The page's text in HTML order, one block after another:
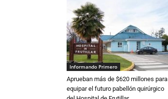
Informando Primero
Aprueban más de $620 millones para
equipar el futuro pabellón quirúrgico